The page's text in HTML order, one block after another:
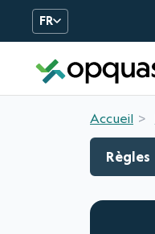
FR
Accueil
Règles